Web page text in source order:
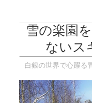
雪の楽園
ないス
白銀の世界で心躍る